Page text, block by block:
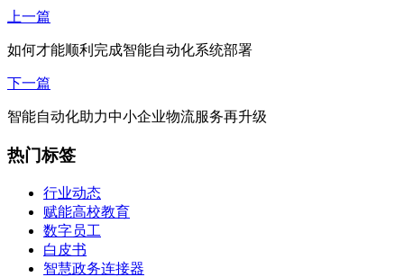
上一篇
如何才能顺利完成智能自动化系统部署
下一篇
智能自动化助力中小企业物流服务再升级
热门标签
行业动态
赋能高校教育
数字员工
白皮书
智慧政务连接器